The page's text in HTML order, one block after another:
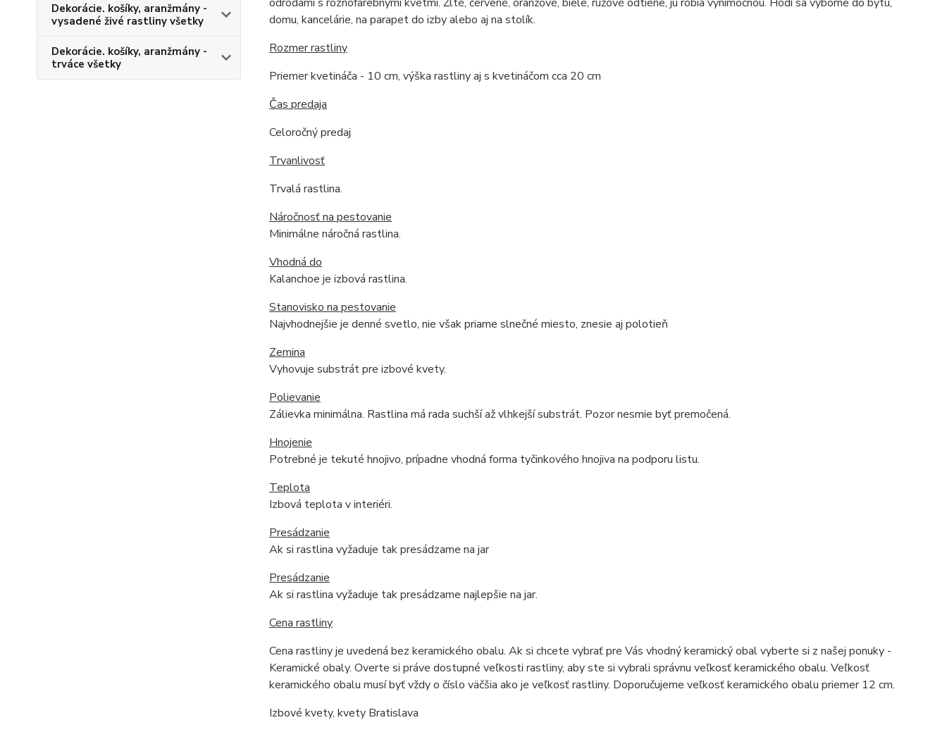
Dekorácie. košíky, aranžmány -
vysadené živé rastliny všetky
Dekorácie. košíky, aranžmány -
trváce všetky
domu, kancelárie, na parapet do izby alebo aj na stolík.
Rozmer rastliny
Priemer kvetináča - 10 cm, výška rastliny aj s kvetináčom cca 20 cm
Čas predaja
Celoročný predaj
Trvanlivosť
Trvalá rastlina.
Náročnosť na pestovanie
Minimálne náročná rastlina.
Vhodná do
Kalanchoe je izbová rastlina.
Stanovisko na pestovanie
Najvhodnejšie je denné svetlo, nie však priame slnečné miesto, znesie aj polotieň
Zemina
Vyhovuje substrát pre izbové kvety.
Polievanie
Zálievka minimálna. Rastlina má rada suchší až vlhkejší substrát. Pozor nesmie byť premočená.
Hnojenie
Potrebné je tekuté hnojivo, prípadne vhodná forma tyčinkového hnojiva na podporu listu.
Teplota
Izbová teplota v interiéri.
Presádzanie
Ak si rastlina vyžaduje tak presádzame na jar
Presádzanie
Ak si rastlina vyžaduje tak presádzame najlepšie na jar.
Cena rastliny
Cena rastliny je uvedená bez keramického obalu. Ak si chcete vybrať pre Vás vhodný keramický obal vyberte si z našej ponuky -
Keramické obaly. Overte si práve dostupné veľkosti rastliny, aby ste si vybrali správnu veľkosť keramického obalu. Veľkosť
keramického obalu musí byť vždy o číslo väčšia ako je veľkosť rastliny. Doporučujeme veľkosť keramického obalu priemer 12 cm.
Izbové kvety, kvety Bratislava